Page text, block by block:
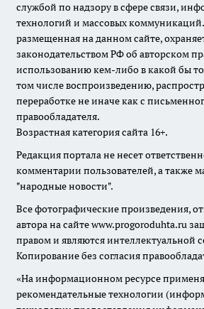
службой по надзору в сфере связи,
технологий и массовых
размещенная на данном сайте,
законодательством РФ об авторском
использованию кем-либо в какой бы
том числе воспроизведению,
переработке не иначе как с
правообладателя.
Возрастная категория сайта 16+.
Редакция портала не несет
комментарии пользователей, а также
"народные новости".
Все фотографические произведения,
автора на сайте www.progoroduhta.ru
правом и являются интеллектуальной
Копирование без согласия
«На информационном ресурсе
рекомендательные технологии